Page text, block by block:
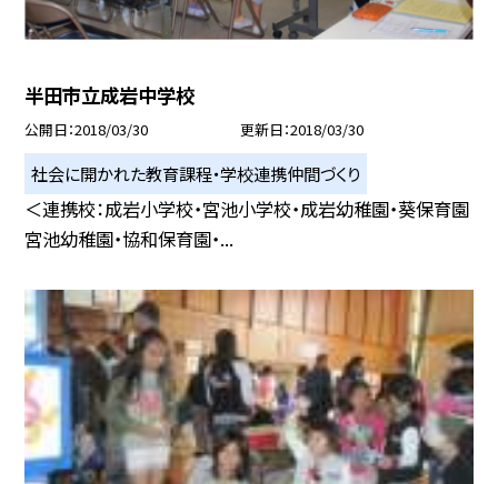
半田市立成岩中学校
公開日 2018/03/30 更新日 2018/03/30
社会に開かれた教育課程・学校連携仲間づくり
＜連携校：成岩小学校・宮池小学校・成岩幼稚園・葵保育園
宮池幼稚園・協和保育園・...